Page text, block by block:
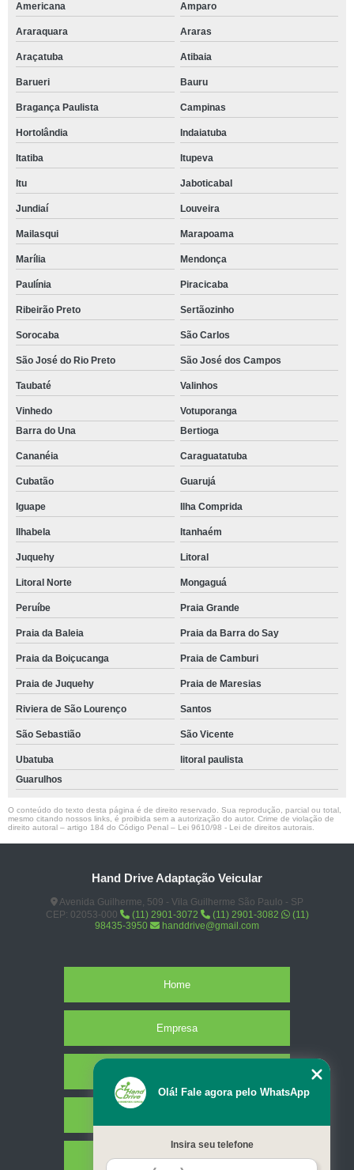
Americana
Amparo
Araraquara Araras
Araçatuba Atibaia
Barueri Bauru
Bragança Paulista Campinas
Hortolândia Indaiatuba
Itatiba Itupeva
Itu Jaboticabal
Jundiaí Louveira
Mailasqui Marapoama
Marília Mendonça
Paulínia Piracicaba
Ribeirão Preto Sertãozinho
Sorocaba São Carlos
São José do Rio Preto São José dos Campos
Taubaté Valinhos
Vinhedo
Votuporanga
Barra do Una
Bertioga
Cananéia Caraguatatuba
Cubatão Guarujá
Iguape Ilha Comprida
Ilhabela Itanhaém
Juquehy Litoral
Litoral Norte Mongaguá
Peruíbe Praia Grande
Praia da Baleia Praia da Barra do Say
Praia da Boiçucanga Praia de Camburi
Praia de Juquehy Praia de Maresias
Riviera de São Lourenço Santos
São Sebastião São Vicente
Ubatuba
litoral paulista
Guarulhos
O conteúdo do texto desta página é de direito reservado. Sua reprodução, parcial ou total,
mesmo citando nossos links, é proibida sem a autorização do autor. Crime de violação de
direito autoral – artigo 184 do Código Penal – Lei 9610/98 - Lei de direitos autorais
Hand Drive Adaptação Veicular
Avenida Guilherme, 509 - Vila Guilherme São Paulo - SP
CEP: 02053-000
(11) 2901-3072 (11) 2901-3082
(11)
98435-3950
handdrive@gmail.com
Home
Empresa
Contato
Olá! Fale agora pelo WhatsApp
Insira seu telefone